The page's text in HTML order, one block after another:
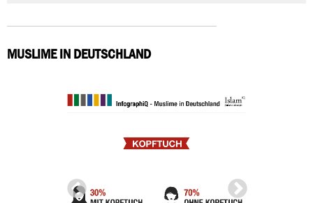
MUSLIME IN DEUTSCHLAND